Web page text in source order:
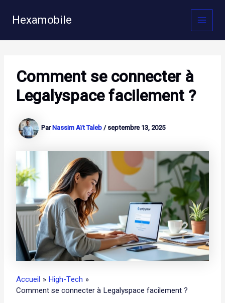
contenuHexamobile
Comment se connecter à
Legalyspace facilement ?
ParNassim Aït Taleb/septembre 13, 2025
Accueil
High-Tech
Comment se connecter à Legalyspace facilement ?